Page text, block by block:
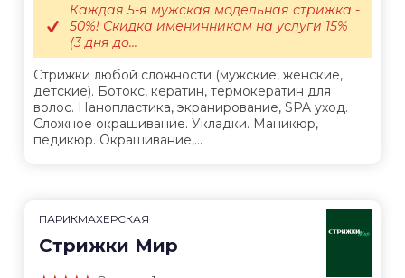
Стрижки любой сложности (мужские, женские,
детские). Ботокс, кератин, термокератин для
волос. Нанопластика, экранирование, SPA уход.
Сложное окрашивание. Укладки. Маникюр,
педикюр. Окрашивание,...
Каждая 5-я мужская модельная стрижка -
50%! Скидка именинникам на услуги 15%
(3 дня до...
ПАРИКМАХЕРСКАЯ
Стрижки Мир